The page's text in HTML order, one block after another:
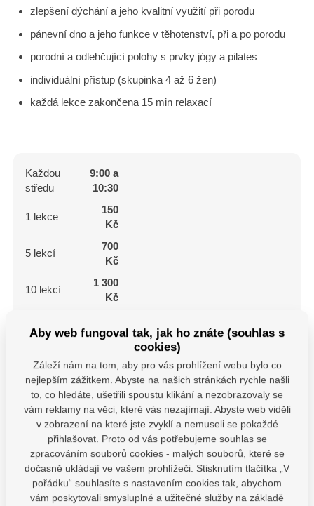
zlepšení dýchání a jeho kvalitní využití při porodu
pánevní dno a jeho funkce v těhotenství, při a po porodu
porodní a odlehčující polohy s prvky jógy a pilates
individuální přístup (skupinka 4 až 6 žen)
každá lekce zakončena 15 min relaxací
Každou
středu
9:00 a
10:30
1 lekce
150
Kč
5 lekcí
700
Kč
10 lekcí
1 300
Kč
Lze čerpat příspěvek vaší ZP
Aby web fungoval tak, jak ho znáte (souhlas s
cookies)
Záleží nám na tom, aby pro vás prohlížení webu bylo co
nejlepším zážitkem. Abyste na našich stránkách rychle našli
to, co hledáte, ušetřili spoustu klikání a nezobrazovaly se
vám reklamy na věci, které vás nezajímají. Abyste web viděli
v zobrazení na které jste zvyklí a nemuseli se pokaždé
přihlašovat. Proto od vás potřebujeme souhlas se
zpracováním souborů cookies - malých souborů, které se
dočasně ukládají ve vašem prohlížeči. Stisknutím tlačítka „V
pořádku“ souhlasíte s nastavením cookies tak, abychom
vám poskytovali smysluplné a užitečné služby na základě